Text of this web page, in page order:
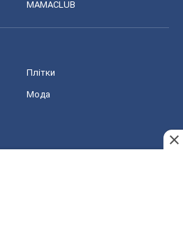
MAMACLUB
Плітки
Мода